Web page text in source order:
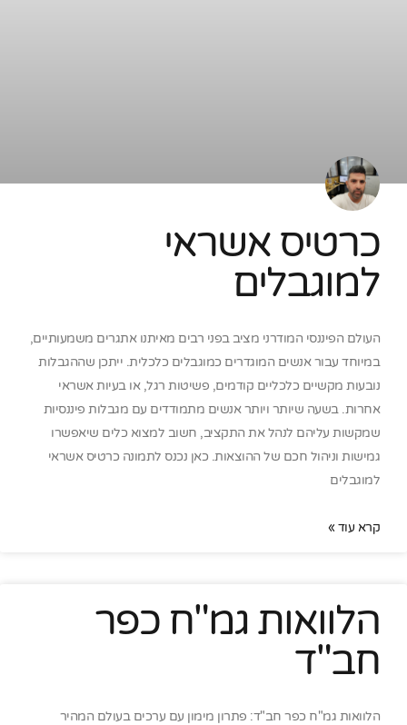
כרטיס אשראי
למוגבלים
העולם הפיננסי המודרני מציב בפני רבים מאיתנו אתגרים משמעותיים,
במיוחד עבור אנשים המוגדרים כמוגבלים כלכלית. ייתכן שההגבלות
נובעות מקשיים כלכליים קודמים, פשיטות רגל, או בעיות אשראי
אחרות. בשעה שיותר ויותר אנשים מתמודדים עם מגבלות פיננסיות
שמקשות עליהם לנהל את התקציב, חשוב למצוא כלים שיאפשרו
גמישות וניהול חכם של ההוצאות. כאן נכנס לתמונה כרטיס אשראי
למוגבלים
קרא עוד »
הלוואות גמ"ח כפר
חב"ד
הלוואות גמ"ח כפר חב"ד: פתרון מימון עם ערכים בעולם המהיר